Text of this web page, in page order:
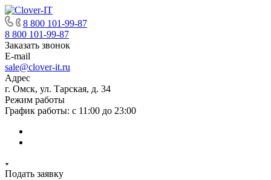
8 800 101-99-87
8 800 101-99-87
Заказать звонок
E-mail
sale@clover-it.ru
Адрес
г. Омск, ул. Тарская, д. 34
Режим работы
График работы: с 11:00 до 23:00
Подать заявку